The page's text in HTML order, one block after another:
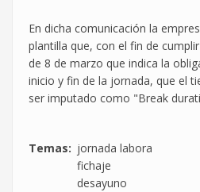
En dicha comunicación la
plantilla que, con el fin de
de 8 de marzo que indica la
inicio y fin de la jornada, que el
ser imputado como "Break
Temas
jornada labora
fichaje
desayuno